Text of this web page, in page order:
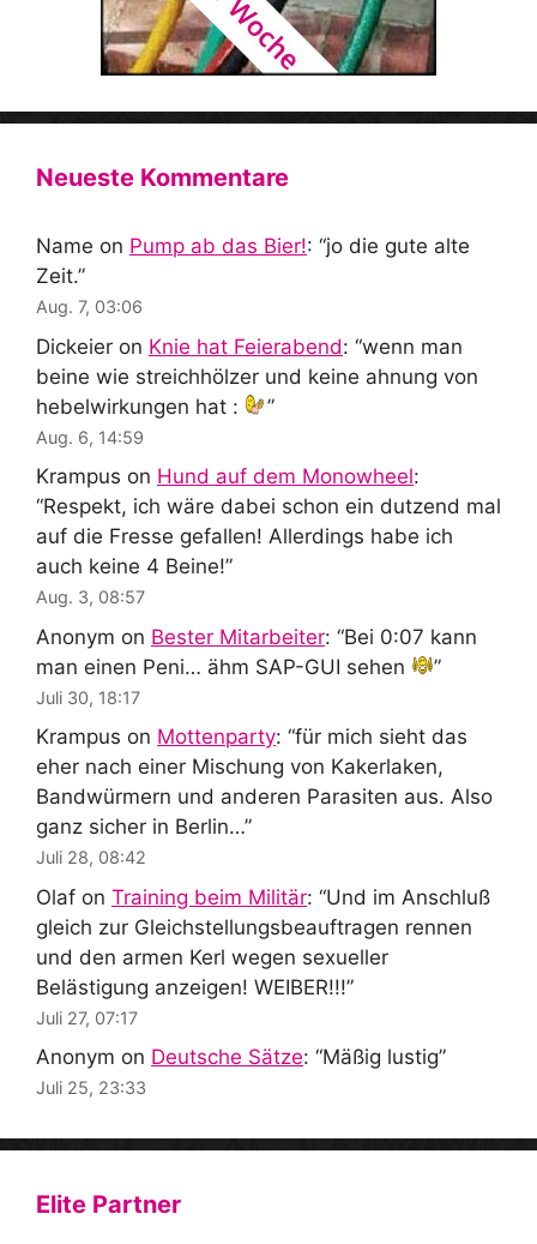
Neueste Kommentare
Name on Pump ab das Bier!: “jo die gute alte
Zeit.”
Aug. 7, 03:06
Dickeier on Knie hat Feierabend: “wenn man
beine wie streichhölzer und keine ahnung von
hebelwirkungen hat :
”
Aug. 6, 14:59
Krampus on Hund auf dem Monowheel:
“Respekt, ich wäre dabei schon ein dutzend mal
auf die Fresse gefallen! Allerdings habe ich
auch keine 4 Beine!”
Aug. 3, 08:57
Anonym on Bester Mitarbeiter: “Bei 0:07 kann
man einen Peni… ähm SAP-GUI sehen
”
Juli 30, 18:17
Krampus on Mottenparty: “für mich sieht das
eher nach einer Mischung von Kakerlaken,
Bandwürmern und anderen Parasiten aus. Also
ganz sicher in Berlin…”
Juli 28, 08:42
Olaf on Training beim Militär: “Und im Anschluß
gleich zur Gleichstellungsbeauftragen rennen
und den armen Kerl wegen sexueller
Belästigung anzeigen! WEIBER!!!”
Juli 27, 07:17
Anonym on Deutsche Sätze: “Mäßig lustig”
Juli 25, 23:33
Elite Partner